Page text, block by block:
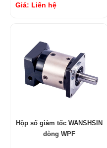
Giá: Liên hệ
Hộp số giảm tốc WANSHSIN
dòng WPF